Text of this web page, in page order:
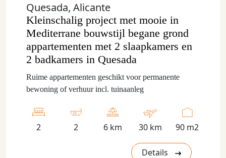
Quesada, Alicante
Kleinschalig project met mooie in
Mediterrane bouwstijl begane grond
appartementen met 2 slaapkamers en
2 badkamers in Quesada
Ruime appartementen geschikt voor permanente
bewoning of verhuur incl. tuinaanleg
2 2 6 km 30 km 90 m2
Details